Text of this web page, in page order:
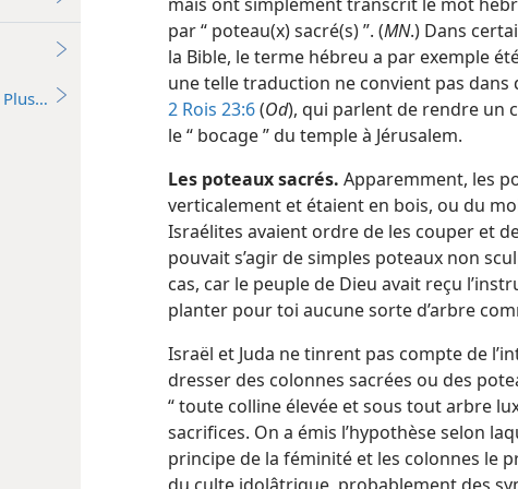
Plus…
par “ poteau(x) sacré(s) ”. (MN.) Dans
la Bible, le terme hébreu a par exemple
une telle traduction ne convient pas dans
2 Rois 23:6(Od), qui parlent de rendre un
le “ bocage ” du temple à Jérusalem.
Les poteaux sacrés. Apparemment, les
verticalement et étaient en bois, ou du
Israélites avaient ordre de les couper et
pouvait s’agir de simples poteaux non
cas, car le peuple de Dieu avait reçu
planter pour toi aucune sorte d’arbre
Israël et Juda ne tinrent pas compte de
dresser des colonnes sacrées ou des
“ toute colline élevée et sous tout arbre
sacrifices. On a émis l’hypothèse selon
principe de la féminité et les colonnes le